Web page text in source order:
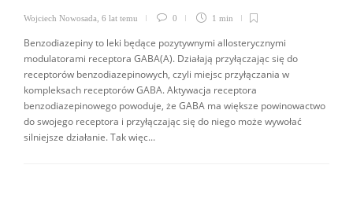
Wojciech Nowosada 6 lat temu 0 1 min
Benzodiazepiny to leki będące pozytywnymi allosterycznymi
modulatorami receptora GABA(A). Działają przyłączając się do
receptorów benzodiazepinowych, czyli miejsc przyłączania w
kompleksach receptorów GABA. Aktywacja receptora
benzodiazepinowego powoduje, że GABA ma większe powinowactwo
do swojego receptora i przyłączając się do niego może wywołać
silniejsze działanie. Tak więc...